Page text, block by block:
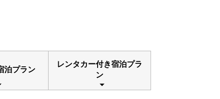
泊プラン
レンタカー付き宿泊プラ
ン